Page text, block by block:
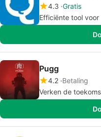
4.3 Gratis
Efficiënte tool
Pugg
4.2 Betaling
Verken de